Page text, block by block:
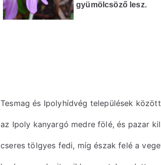
gyümölcsöző lesz.
Tesmag és Ipolyhídvég települések
az Ipoly kanyargó medre fölé, és pazar
cseres tölgyes fedi, míg észak felé a